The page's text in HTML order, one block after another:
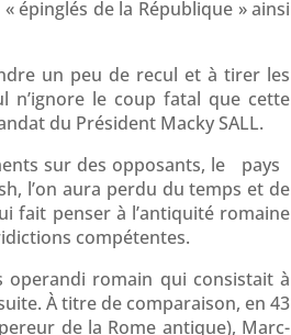
épinglés de la République » ainsi
un peu de recul et à tirer les
n’ignore le coup fatal que cette
du Président Macky SALL.
sur des opposants, le pays
aura perdu du temps et de
fait penser à l’antiquité romaine
compétentes.
operandi romain qui consistait à
À titre de comparaison, en 43
de la Rome antique), Marc-